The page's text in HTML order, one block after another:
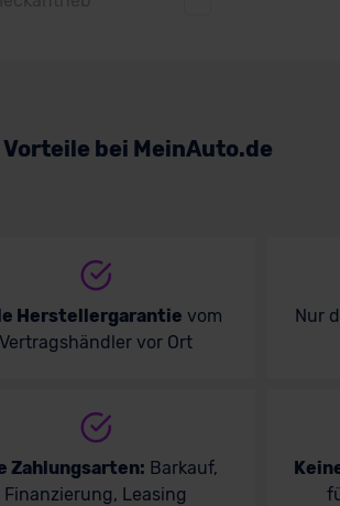
Volvo
Vorteile bei MeinAuto.de
Herstellergarantie vom
Vertragshändler vor Ort
Nur
Zahlungsarten: Barkauf,
Finanzierung, Leasing